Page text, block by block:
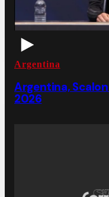
Argentina
Argentina,
2026